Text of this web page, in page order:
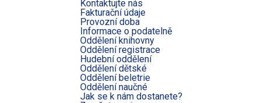
Kontaktujte nás
Fakturační údaje
Provozní doba
Informace o podatelně
Oddělení knihovny
Oddělení registrace
Hudební oddělení
Oddělení dětské
Oddělení beletrie
Oddělení naučné
Jak se k nám dostanete?